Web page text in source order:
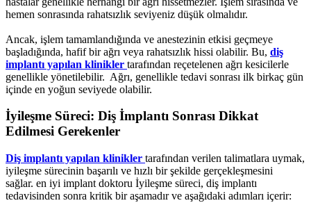
hemen sonrasında rahatsızlık seviyeniz düşük olmalıdır.
Ancak, işlem tamamlandığında ve anestezinin etkisi geçmeye
başladığında, hafif bir ağrı veya rahatsızlık hissi olabilir. Bu, diş
implantı yapılan klinikler tarafından reçetelenen ağrı kesicilerle
genellikle yönetilebilir. Ağrı, genellikle tedavi sonrası ilk birkaç gün
içinde en yoğun seviyede olabilir.
İyileşme Süreci: Diş İmplantı Sonrası Dikkat
Edilmesi Gerekenler
Diş implantı yapılan klinikler tarafından verilen talimatlara uymak,
iyileşme sürecinin başarılı ve hızlı bir şekilde gerçekleşmesini
sağlar. en iyi implant doktoru İyileşme süreci, diş implantı
tedavisinden sonra kritik bir aşamadır ve aşağıdaki adımları içerir: